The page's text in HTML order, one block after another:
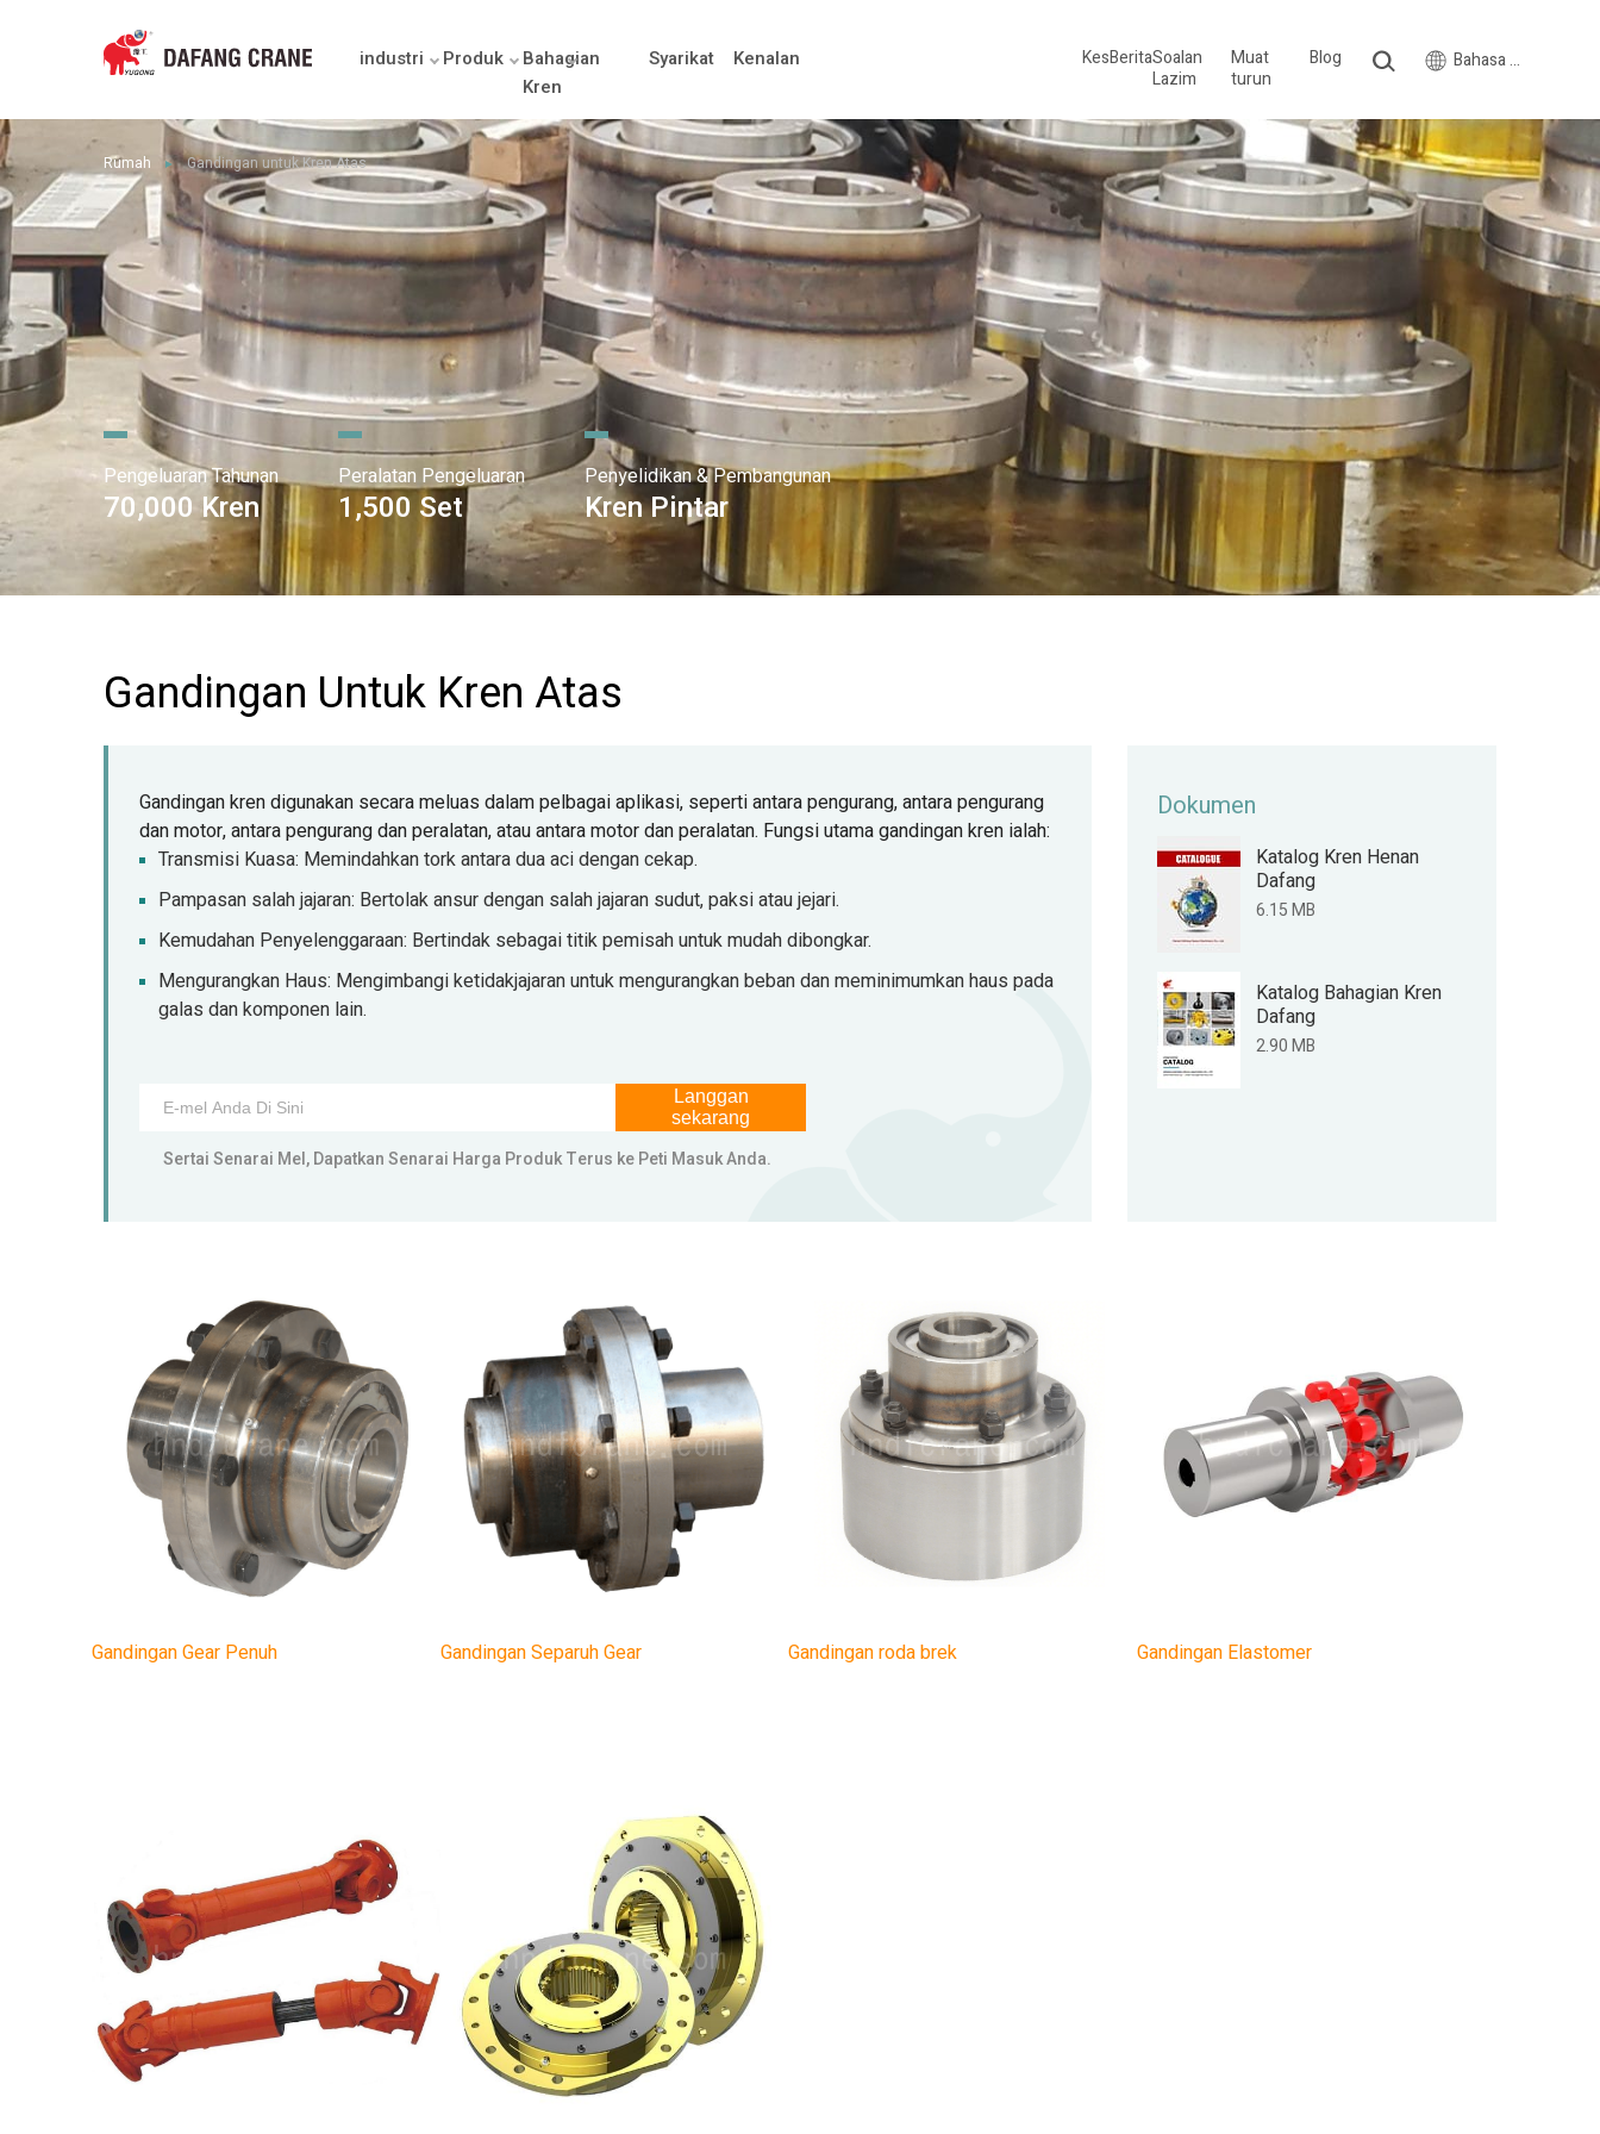
industri Produk
Bahagian
Kren
Syarikat Kenalan KesBeritaSoalan
Lazim
Muat
turun
Blog Bahasa Melayu
Rumah ► Gandingan untuk Kren Atas
Pengeluaran Tahunan
70,000 Kren
Peralatan Pengeluaran
1,500 Set
Penyelidikan & Pembangunan
Kren Pintar
Gandingan Untuk Kren Atas
Gandingan kren digunakan secara meluas dalam pelbagai aplikasi, seperti antara pengurang, antara pengurang
dan motor, antara pengurang dan peralatan, atau antara motor dan peralatan. Fungsi utama gandingan kren ialah:
Transmisi Kuasa: Memindahkan tork antara dua aci dengan cekap.
Pampasan salah jajaran: Bertolak ansur dengan salah jajaran sudut, paksi atau jejari.
Kemudahan Penyelenggaraan: Bertindak sebagai titik pemisah untuk mudah dibongkar.
Mengurangkan Haus: Mengimbangi ketidakjajaran untuk mengurangkan beban dan meminimumkan haus pada
galas dan komponen lain.
Langgan
sekarang
Sertai Senarai Mel, Dapatkan Senarai Harga Produk Terus ke Peti Masuk Anda.
Dokumen
Katalog Kren Henan
Dafang
6.15 MB
Katalog Bahagian Kren
Dafang
2.90 MB
Gandingan Gear Penuh Gandingan Separuh Gear Gandingan roda brek Gandingan Elastomer